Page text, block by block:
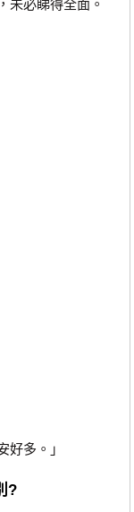
必睇得全面。
多。」
?